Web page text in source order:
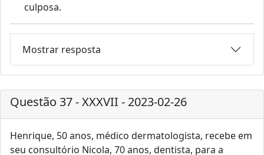
culposa.
Mostrar resposta
Questão 37 - XXXVII - 2023-02-26
Henrique, 50 anos, médico dermatologista, recebe em
seu consultório Nicola, 70 anos, dentista, para a